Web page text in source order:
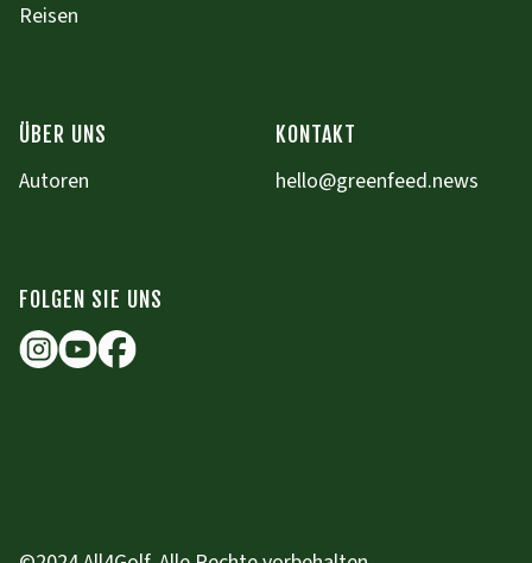
Reisen
ÜBER UNS
Autoren
KONTAKT
hello@greenfeed.news
FOLGEN SIE UNS